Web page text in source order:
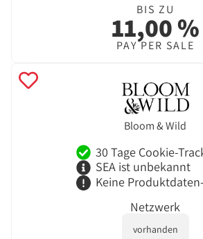
BIS ZU
11,00 %
PAY PER SALE
Bloom & Wild
30 Tage Cookie-
SEA ist unbekannt
Keine
Netzwerk
vorhanden